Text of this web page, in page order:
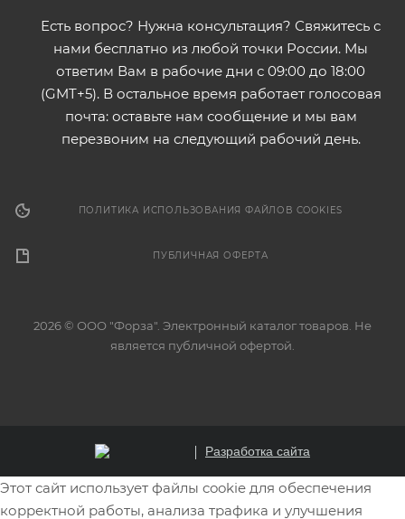
Есть вопрос? Нужна консультация? Свяжитесь с
нами бесплатно из любой точки России. Мы
ответим Вам в рабочие дни с 09:00 до 18:00
(GMT+5). В остальное время работает голосовая
почта: оставьте нам сообщение и мы вам
перезвоним на следующий рабочий день.
ПОЛИТИКА ИСПОЛЬЗОВАНИЯ ФАЙЛОВ COOKIES
ПУБЛИЧНАЯ ОФЕРТА
2026 © ООО "Форза". Электронный каталог товаров. Не
является публичной офертой.
Разработка сайта
Этот сайт использует файлы cookie для обеспечения
корректной работы, анализа трафика и улучшения